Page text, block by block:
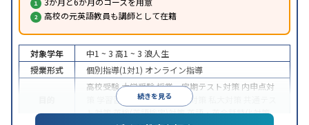
高校の元英語教員も講師として在籍
続きを見る
対象学年 中1 ~ 3 高1 ~ 3 浪人生
授業形式
個別指導(1対1) オンライン指導
高校受験大学受験授業・定期テスト対策 内申点対
学習習慣の定着国公立大対策
ト対策英検(英語検定)対策英語・英会話特化対策